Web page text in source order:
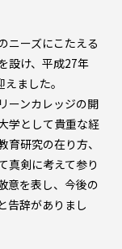
ニーズにこたえる
設け、平成27年
ました。
ーンカレッジの開
学として貴重な経
研究の在り方、
真剣に考えて参り
意を表し、今後の
告辞がありまし